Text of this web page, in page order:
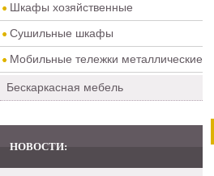
Шкафы хозяйственные
Сушильные шкафы
Мобильные тележки металлические
Бескаркасная мебель
НОВОСТИ: